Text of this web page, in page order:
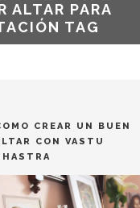
ALTAR PARA
TAG
CREAR UN BUEN
CON VASTU